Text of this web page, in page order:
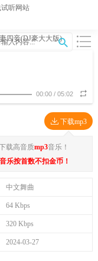
四妾(DJ豪大大版)
00:00 /05:02
下载mp3
载高音质mp3音乐！
乐按首数不扣金币！
中文舞曲
64 Kbps
320 Kbps
2024-03-27